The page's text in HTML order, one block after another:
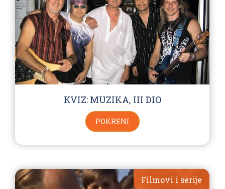
KVIZ: MUZIKA, III DIO
POKRENI
Filmovi i serije